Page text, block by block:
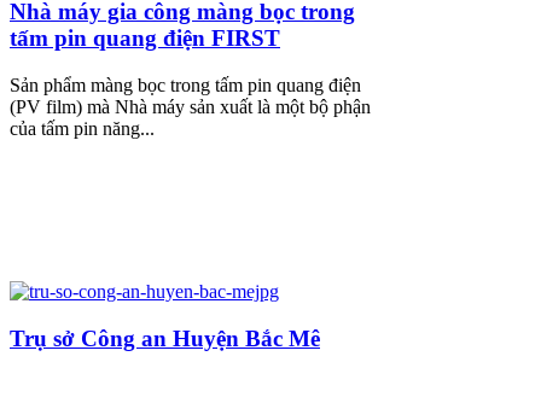
Nhà máy gia công màng bọc trong
tấm pin quang điện FIRST
Sản phẩm màng bọc trong tấm pin quang điện
(PV film) mà Nhà máy sản xuất là một bộ phận
của tấm pin năng...
Trụ sở Công an Huyện Bắc Mê